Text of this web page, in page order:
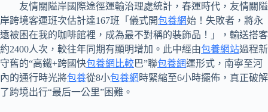
友情關隘岸國際途徑運輸治理處統計，春運時代，友情關隘
岸跨境客運班次估計達167班「儀式開包養網始！失敗者，將永
遠被困在我的咖啡館裡，成為最不對稱的裝飾品！」，輸送搭客
約2400人次，較往年同期有顯明增加。此中經由包養網站過程新
守舊的“高鐵+跨國快包養網比較巴”聯包養網運形式，南寧至河
內的通行時光將包養從8小包養網 時緊縮至6小時擺佈，真正破解
了跨境出行“最后一公里”困難。